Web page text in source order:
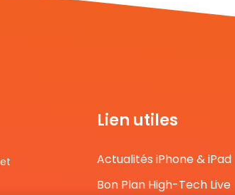
Lien utiles
Actualités iPhone & iPad
Bon Plan High-Tech Live